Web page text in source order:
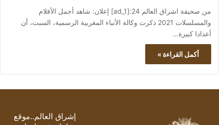
من صحيفة اشراق العالم 24:[ad_1] إعلان: شاهد أجمل الأفلام
والمسلسلات 2021 ذكرت وكالة الأنباء المغربية الرسمية، السبت، أن
أعدادا كبيرة…
أكمل القراءة »
إشراق العالم..موقع